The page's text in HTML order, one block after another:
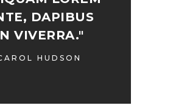
DAPIBUS
VIVERRA."
HUDSON